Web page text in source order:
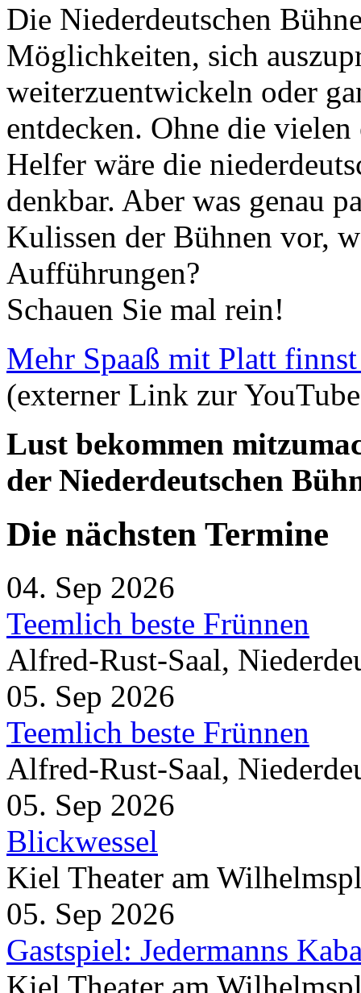
Die Niederdeutschen
Möglichkeiten, sich
weiterzuentwickeln oder
entdecken. Ohne die
Helfer wäre die
denkbar. Aber was genau
Kulissen der Bühnen vor,
Aufführungen?
Schauen Sie mal rein!
Mehr Spaaß mit Platt
(externer Link zur
Lust bekommen
der Niederdeutschen
Die nächsten Termine
04. Sep 2026
Teemlich beste Frünnen
Alfred-Rust-Saal,
05. Sep 2026
Teemlich beste Frünnen
Alfred-Rust-Saal,
05. Sep 2026
Blickwessel
Kiel Theater am
05. Sep 2026
Gastspiel: Jedermanns